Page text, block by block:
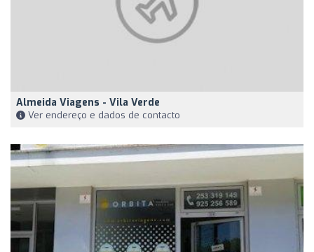
Almeida Viagens - Vila Verde
Ver endereço e dados de contacto